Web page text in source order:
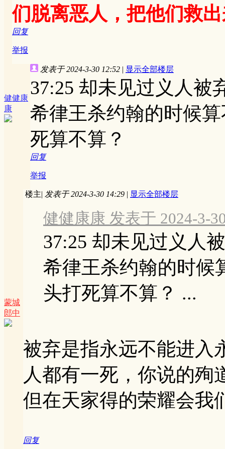
们脱离恶人，把他们救
回复
举报
健健康
康
发表于 2024-3-30 12:52 | 显示全部楼层
37:25 却未见过义人被
希律王杀约翰的时候
死算不算？
回复
举报
蒙城
郎中
楼主| 发表于 2024-3-30 14:29 | 显示全部楼层
健健康康 发表于 2024-3-
37:25 却未见过义人
希律王杀约翰的时候
头打死算不算？ ...
被弃是指永远不能进入
人都有一死，你说的殉
但在天家得的荣耀会我
回复